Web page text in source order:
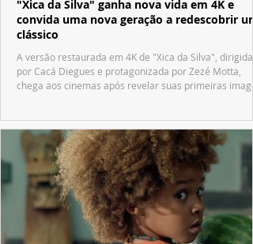
"Xica da Silva" ganha nova vida em 4K e
convida uma nova geração a redescobrir um
clássico
A versão restaurada em 4K de "Xica da Silva", dirigida
por Cacá Diegues e protagonizada por Zezé Motta,
chega aos cinemas após revelar suas primeiras